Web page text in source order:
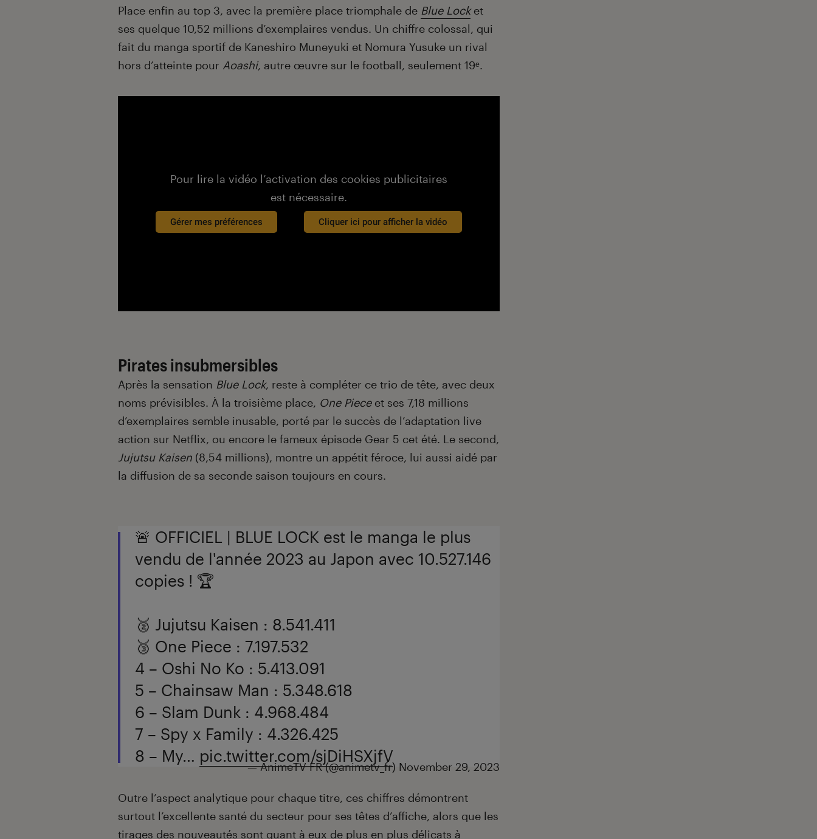
Place enfin au top 3, avec la première place triomphale de Blue Locket
ses quelque 10,52 millions d’exemplaires vendus. Un chiffre colossal, qui
fait du manga sportif de Kaneshiro Muneyuki et Nomura Yusuke un rival
hors d’atteinte pour Aoashi, autre œuvre sur le football, seulement 19ᵉ.
Pour lire la vidéo l’activation des cookies publicitaires
est nécessaire.
Gérer mes préférences Cliquer ici pour afficher la vidéo
Pirates insubmersibles
Après la sensation Blue Lock, reste à compléter ce trio de tête, avec deux
noms prévisibles. À la troisième place, One Pieceet ses 7,18 millions
d’exemplaires semble inusable, porté par le succès de l’adaptation live
action sur Netflix, ou encore le fameux épisode Gear 5 cet été. Le second,
Jujutsu Kaisen (8,54 millions), montre un appétit féroce, lui aussi aidé par
la diffusion de sa seconde saison toujours en cours.
🚨 OFFICIEL | BLUE LOCK est le manga le plus
vendu de l'année 2023 au Japon avec 10.527.146
copies ! 🏆
🥈 Jujutsu Kaisen : 8.541.411
🥉 One Piece : 7.197.532
4 – Oshi No Ko : 5.413.091
5 – Chainsaw Man : 5.348.618
6 – Slam Dunk : 4.968.484
7 – Spy x Family : 4.326.425
8 – My… pic.twitter.com/sjDiHSXjfV
— AnimeTV FR (@animetv_fr) November 29, 2023
Outre l’aspect analytique pour chaque titre, ces chiffres démontrent
surtout l’excellente santé du secteur pour ses têtes d’affiche, alors que les
tirages des nouveautés sont quant à eux de plus en plus délicats à